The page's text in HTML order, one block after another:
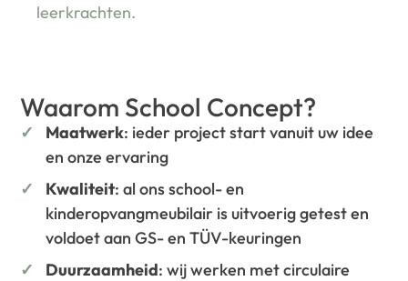
leerkrachten.
Waarom School Concept?
Maatwerk: ieder project start vanuit uw idee
en onze ervaring
Kwaliteit: al ons school- en
kinderopvangmeubilair is uitvoerig getest en
voldoet aan GS- en TÜV-keuringen
Duurzaamheid: wij werken met circulaire